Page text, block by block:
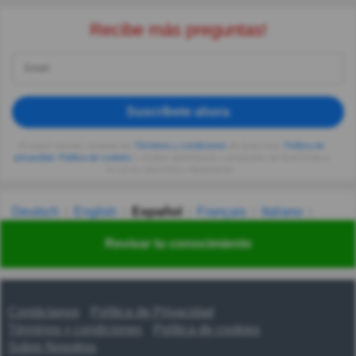
Revisar tu conocimiento
Recibe más preguntas!
Suscríbete ahora
privacidad
Deutsch English Español Français
Italiano
Українська हिन्दी 한국어 汉语
Contáctanos
Política de Privacidad
Términos y condiciones